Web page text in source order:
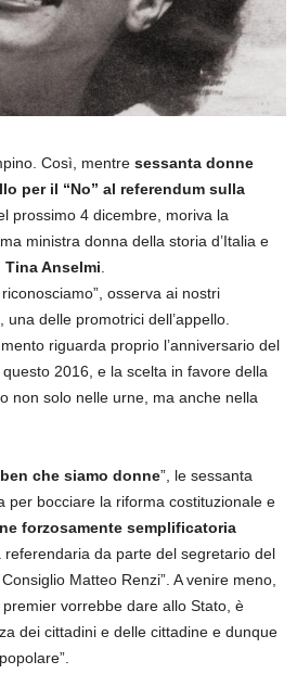
Così, mentre sessanta donne
per il “No” al referendum sulla
prossimo 4 dicembre, moriva la
ministra donna della storia d’Italia e
Tina Anselmi
osserva ai nostri
, una delle promotrici dell’appello.
riguarda proprio l’anniversario del
2016, e la scelta in favore della
non solo nelle urne, ma anche nella
che siamo donne”, le sessanta
per bocciare la riforma costituzionale e
forzosamente semplificatoria
da parte del segretario del
Matteo Renzi”. A venire meno,
vorrebbe dare allo Stato, è
dei cittadini e delle cittadine e dunque